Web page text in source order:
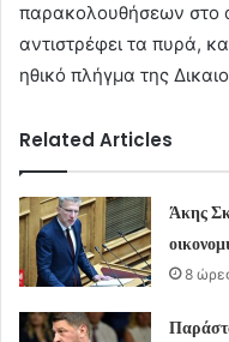
παρακολουθήσεων στο
αντιστρέφει τα πυρά,
ηθικό πλήγμα της
Related Articles
Άκης
8